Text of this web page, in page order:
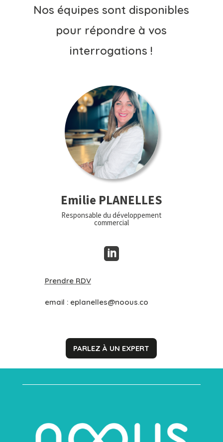
Nos équipes sont disponibles
pour répondre à vos
interrogations !
Emilie PLANELLES
Responsable du développement
commercial

Prendre RDV
email : eplanelles@noous.co
PARLEZ À UN EXPERT